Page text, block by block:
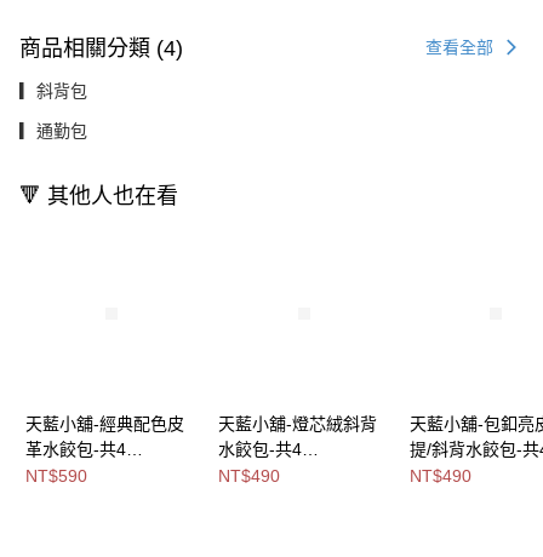
商品相關分類 (4) 查看全部
▎斜背包
▎通勤包
🔻 其他人也在看
天藍小舖-經典配色皮
革水餃包-共4
色-$590【A03032053
NT$590
天藍小舖-燈芯絨斜背
水餃包-共4
色-$490【A17175119
NT$490
天藍小舖-包釦亮
提/斜背水餃包-共
色-$490【
NT$490